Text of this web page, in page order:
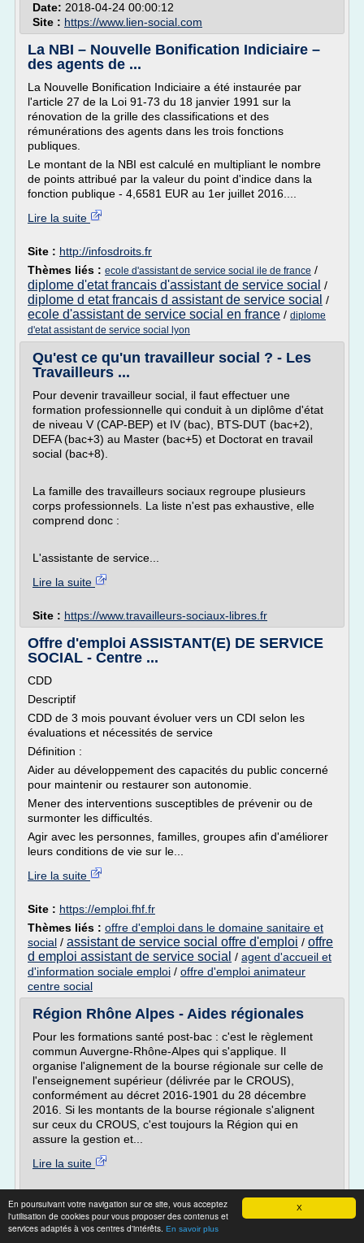
X
En poursuivant votre navigation sur ce site, vous acceptez
l'utilisation de cookies pour vous proposer des contenus et
services adaptés à vos centres d'intérêts. En savoir plus
Date: 2018-04-24 00:00:12
Site : https://www.lien-social.com
La NBI – Nouvelle Bonification Indiciaire –
des agents de ...
La Nouvelle Bonification Indiciaire a été instaurée par
l'article 27 de la Loi 91-73 du 18 janvier 1991 sur la
rénovation de la grille des classifications et des
rémunérations des agents dans les trois fonctions
publiques.
Le montant de la NBI est calculé en multipliant le nombre
de points attribué par la valeur du point d'indice dans la
fonction publique - 4,6581 EUR au 1er juillet 2016....
Lire la suite
Site : http://infosdroits.fr
Thèmes liés : ecole d'assistant de service social ile de france /
diplome d'etat francais d'assistant de service social /
diplome d etat francais d assistant de service social /
ecole d'assistant de service social en france / diplome
d'etat assistant de service social lyon
Qu'est ce qu'un travailleur social ? - Les
Travailleurs ...
Pour devenir travailleur social, il faut effectuer une
formation professionnelle qui conduit à un diplôme d'état
de niveau V (CAP-BEP) et IV (bac), BTS-DUT (bac+2),
DEFA (bac+3) au Master (bac+5) et Doctorat en travail
social (bac+8).
La famille des travailleurs sociaux regroupe plusieurs
corps professionnels. La liste n'est pas exhaustive, elle
comprend donc :
L'assistante de service...
Lire la suite
Site : https://www.travailleurs-sociaux-libres.fr
Offre d'emploi ASSISTANT(E) DE SERVICE
SOCIAL - Centre ...
CDD
Descriptif
CDD de 3 mois pouvant évoluer vers un CDI selon les
évaluations et nécessités de service
Définition :
Aider au développement des capacités du public concerné
pour maintenir ou restaurer son autonomie.
Mener des interventions susceptibles de prévenir ou de
surmonter les difficultés.
Agir avec les personnes, familles, groupes afin d'améliorer
leurs conditions de vie sur le...
Lire la suite
Site : https://emploi.fhf.fr
Thèmes liés : offre d'emploi dans le domaine sanitaire et
social / assistant de service social offre d'emploi / offre
d emploi assistant de service social / agent d'accueil et
d'information sociale emploi / offre d'emploi animateur
centre social
Région Rhône Alpes - Aides régionales
Pour les formations santé post-bac : c'est le règlement
commun Auvergne-Rhône-Alpes qui s'applique. Il
organise l'alignement de la bourse régionale sur celle de
l'enseignement supérieur (délivrée par le CROUS),
conformément au décret 2016-1901 du 28 décembre
2016. Si les montants de la bourse régionale s'alignent
sur ceux du CROUS, c'est toujours la Région qui en
assure la gestion et...
Lire la suite
Mieux comprendre le handicap - Ministère